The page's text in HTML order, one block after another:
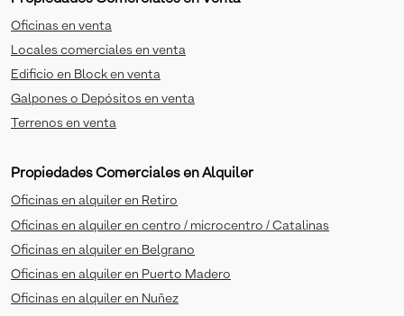
Oficinas en venta
Locales comerciales en venta
Edificio en Block en venta
Galpones o Depósitos en venta
Terrenos en venta
Propiedades Comerciales en Alquiler
Oficinas en alquiler en Retiro
Oficinas en alquiler en centro / microcentro / Catalinas
Oficinas en alquiler en Belgrano
Oficinas en alquiler en Puerto Madero
Oficinas en alquiler en Nuñez